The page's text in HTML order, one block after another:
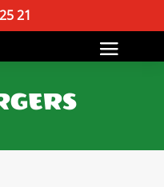
21